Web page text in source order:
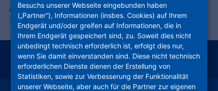
geprüft. Bitte beachten Sie: Nur der Originaltext ist
rechtlich gültig.
instagramfacebookyoutubelinkedinkununu
Besuchs unserer Webseite eingebunden haben
(„Partner“), Informationen (insbes. Cookies) auf Ihrem
Endgerät und/oder greifen auf Informationen, die in
Ihrem Endgerät gespeichert sind, zu. Soweit dies nicht
unbedingt technisch erforderlich ist, erfolgt dies nur,
wenn Sie damit einverstanden sind. Diese nicht technisch
erforderlichen Dienste dienen der Erstellung von
Statistiken, sowie zur Verbesserung der Funktionalität
unserer Webseite, aber auch für die Partner zur eigenen